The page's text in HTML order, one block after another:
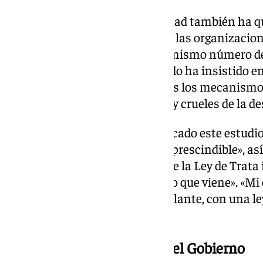
La titular de la cartera de Igualdad también ha
ayuda a conocer la magnitud de las
mujeres ya que «a través de un mismo
363 mujeres diferentes». Redondo ha insistido
que hay que «combatir con todos los
son manifestaciones violentas y crueles de la
Finalmente, la ministra ha indicado este
social», que ha dicho que «es imprescindible»,
En este sentido, ha señalado que la Ley de
«probablemente al inicio del año que viene».
legislatura, hay tres años por delante, con una
Declaración institucional del Gobierno